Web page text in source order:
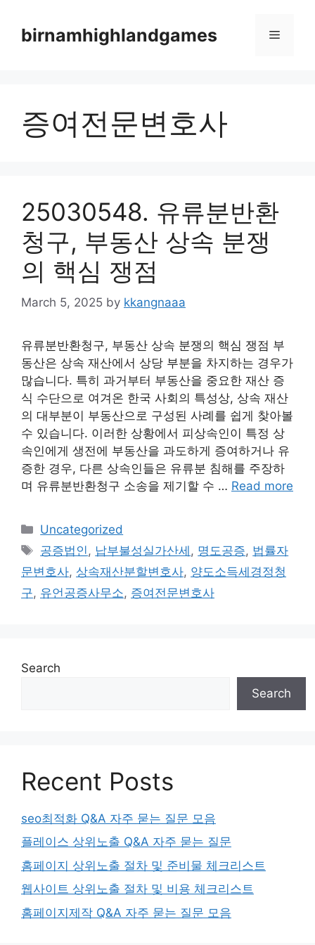
contentbirnamhighlandgames Menu
증여전문변호사
25030548. 유류분반환
청구, 부동산 상속 분쟁
의 핵심 쟁점
March 5, 2025 by kkangnaaa
유류분반환청구, 부동산 상속 분쟁의 핵심 쟁점 부
동산은 상속 재산에서 상당 부분을 차지하는 경우가
많습니다. 특히 과거부터 부동산을 중요한 재산 증
식 수단으로 여겨온 한국 사회의 특성상, 상속 재산
의 대부분이 부동산으로 구성된 사례를 쉽게 찾아볼
수 있습니다. 이러한 상황에서 피상속인이 특정 상
속인에게 생전에 부동산을 과도하게 증여하거나 유
증한 경우, 다른 상속인들은 유류분 침해를 주장하
며 유류분반환청구 소송을 제기할 수 … Read more
Categories
Uncategorized
Tags
공증법인 , 납부불성실가산세 , 명도공증, 법률자
문변호사, 상속재산분할변호사, 양도소득세경정청
구, 유언공증사무소, 증여전문변호사
Search
Search
Recent Posts
seo최적화 Q&A 자주 묻는 질문 모음
플레이스 상위노출 Q&A 자주 묻는 질문
홈페이지 상위노출 절차 및 준비물 체크리스트
웹사이트 상위노출 절차 및 비용 체크리스트
홈페이지제작 Q&A 자주 묻는 질문 모음